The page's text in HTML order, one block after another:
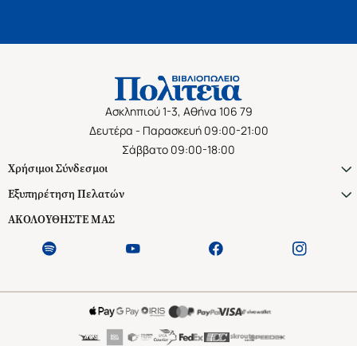
Ασκληπιού 1-3, Αθήνα 106 79
Δευτέρα - Παρασκευή 09:00-21:00
Σάββατο 09:00-18:00
Χρήσιμοι Σύνδεσμοι
Εξυπηρέτηση Πελατών
ΑΚΟΛΟΥΘΗΣΤΕ ΜΑΣ